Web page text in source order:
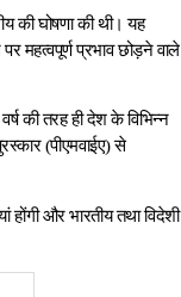
की घोषणा की थी। यह
महत्‍वपूर्ण प्रभाव छोड़ने वाले
की तरह ही देश के विभिन्‍न
(पीएमवाईए) से
होंगी और भारतीय तथा विदेशी